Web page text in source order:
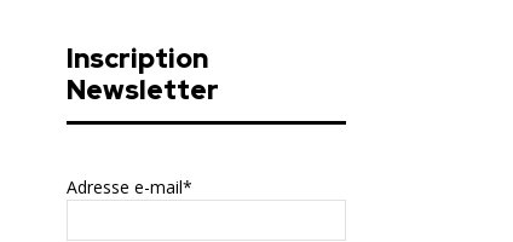
Inscription
Newsletter
Adresse e-mail*